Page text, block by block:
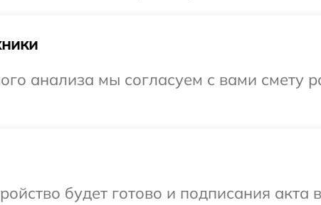
анализа мы согласуем с вами смету
будет готово и подписания